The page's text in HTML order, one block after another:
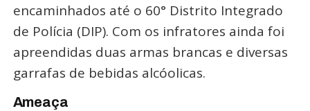
encaminhados até o 60° Distrito Integrado
de Polícia (DIP). Com os infratores ainda foi
apreendidas duas armas brancas e diversas
garrafas de bebidas alcóolicas.
Ameaça